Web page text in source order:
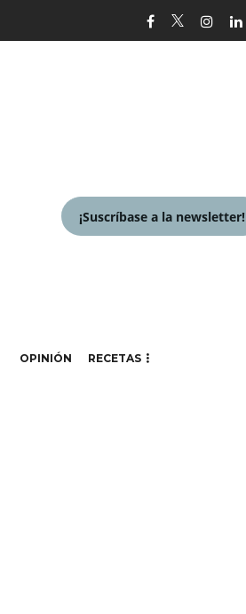
¡Suscríbase a la newsletter!
OPINIÓN RECETAS